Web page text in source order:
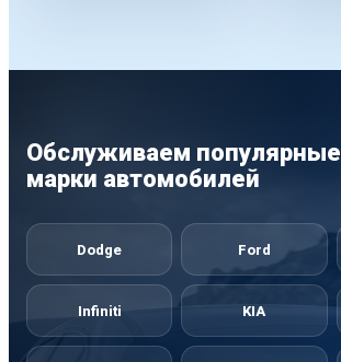
Обслуживаем популярные
марки автомобилей
Dodge Ford
Infiniti KIA